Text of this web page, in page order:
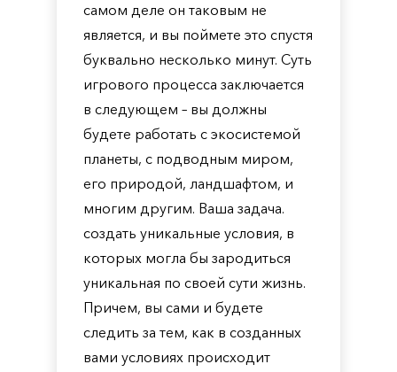
самом деле он таковым не
является, и вы поймете это спустя
буквально несколько минут. Суть
игрового процесса заключается
в следующем – вы должны
будете работать с экосистемой
планеты, с подводным миром,
его природой, ландшафтом, и
многим другим. Ваша задача.
создать уникальные условия, в
которых могла бы зародиться
уникальная по своей сути жизнь.
Причем, вы сами и будете
следить за тем, как в созданных
вами условиях происходит